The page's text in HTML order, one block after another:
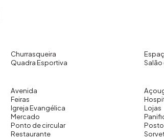
Churrasqueira
Quadra Esportiva Salão
Avenida
Feiras
Igreja Evangélica
Lojas
Mercado
Ponto de circular
Restaurante